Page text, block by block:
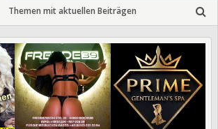
Themen mit aktuellen Beiträgen